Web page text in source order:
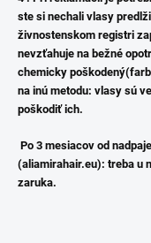
ste si nechali vlasy
živnostenskom registri
nevzťahuje na bežné
chemicky
na inú metodu: vlasy sú
poškodiť ich.
Po 3 mesiacov od
(aliamirahair.eu): treba u
zaruka.